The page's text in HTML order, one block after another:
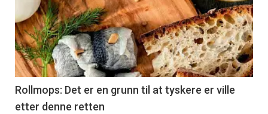
akkurat
nå
-
6
Rollmops: Det er en grunn til at tyskere er ville
etter denne retten